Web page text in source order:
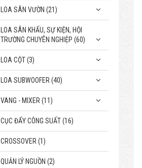
LOA SÂN VƯỜN (21)
LOA SÂN KHẤU, SỰ KIỆN, HỘI
TRƯỜNG CHUYÊN NGHIỆP (60)
LOA CỘT (3)
LOA SUBWOOFER (40)
VANG - MIXER (11)
CỤC ĐẨY CÔNG SUẤT (16)
CROSSOVER (1)
QUẢN LÝ NGUỒN (2)